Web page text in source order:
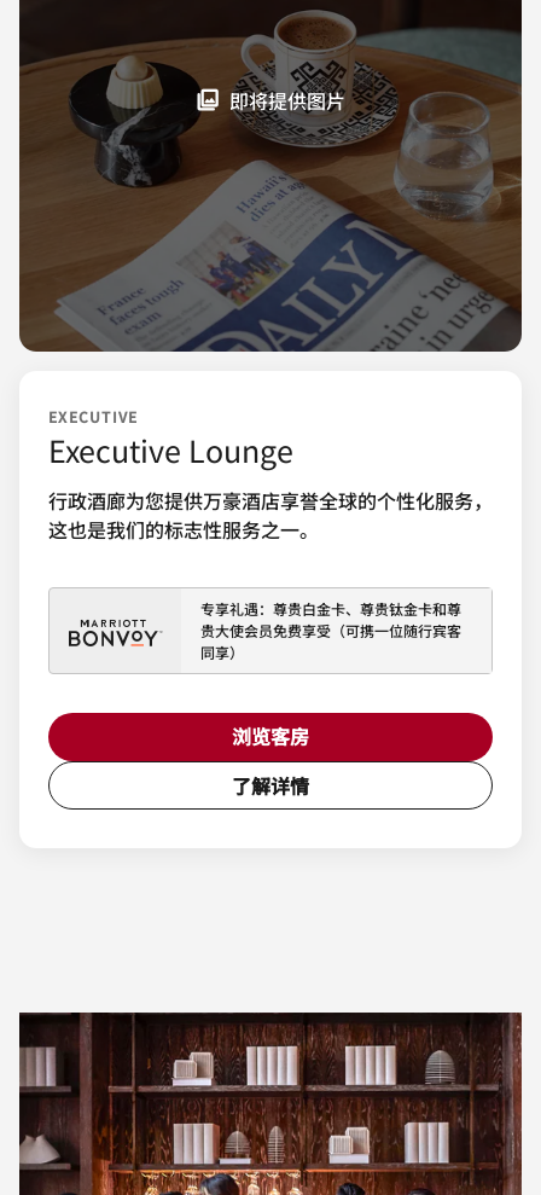
即将提供图片
EXECUTIVE
Executive Lounge
行政酒廊为您提供万豪酒店享誉全球的个性化服务，
这也是我们的标志性服务之一。
专享礼遇：尊贵白金卡、尊贵钛金卡和尊
贵大使会员免费享受（可携一位随行宾客
同享）
浏览客房
了解详情